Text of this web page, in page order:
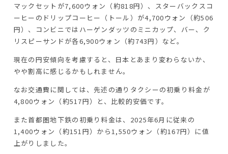
マックセットが7,600ウォン（約818円）、スターバックスコ
ーヒーのドリップコーヒー（トール）が4,700ウォン（約506
円）、コンビニではハーゲンダッツのミニカップ、バー、ク
リスピーサンドが各6,900ウォン（約743円）など。
現在の円安傾向を考慮すると、日本とあまり変わらないか、
やや割高に感じるかもしれません。
なお交通費に関しては、先述の通りタクシーの初乗り料金が
4,800ウォン（約517円）と、比較的安価です。
また首都圏地下鉄の初乗り料金は、2025年6月に従来の
1,400ウォン（約151円）から1,550ウォン（約167円）に値
上がりしました。